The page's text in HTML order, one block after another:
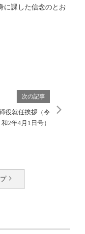
に課した信念のとお
次の記事
役就任挨拶（令
和2年4月1日号）